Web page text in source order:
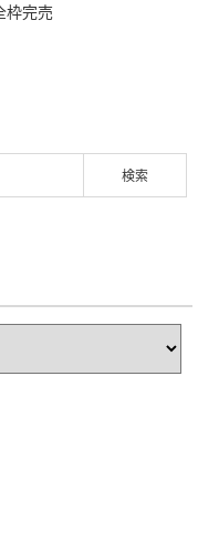
枠完売